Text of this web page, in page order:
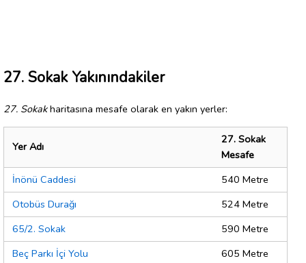
27. Sokak Yakınındakiler
27. Sokakharitasına mesafe olarak en yakın yerler:
Yer Adı
27. Sokak
Mesafe
İnönü Caddesi
540 Metre
Otobüs Durağı
524 Metre
65/2. Sokak
590 Metre
Beç Parkı İçi Yolu
605 Metre